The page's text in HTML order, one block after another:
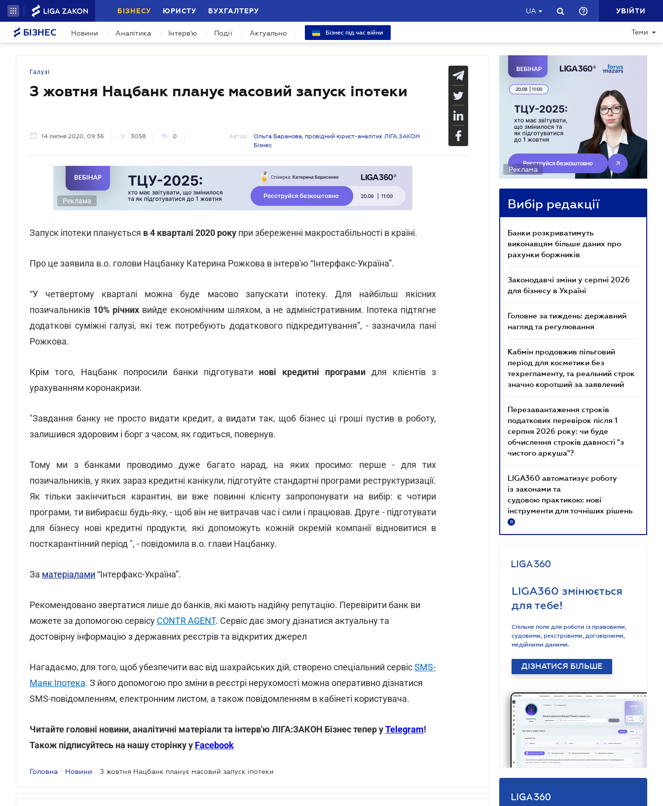
БІЗНЕСУ ЮРИСТУ БУХГАЛТЕРУ UA УВІЙТИ
БІЗНЕС Новини Аналітика Інтерв'ю Події Актуально Бізнес під час війни Теми
Галузі
З жовтня Нацбанк планує масовий запуск іпотеки
14 липня 2020, 09:36 3058 0 Автор:
Ольга Баранова, провідний юрист-аналітик ЛІГА:ЗАКОН
Бізнес
Реклама
Запуск іпотеки планується в 4 кварталі 2020 року при збереженні макростабільності в країні.
Про це заявила в.о. голови Нацбанку Катерина Рожкова в інтерв'ю “Інтерфакс-Україна”.
“У четвертому кварталі можна буде масово запускати іпотеку. Для найбільш якісних
позичальників 10% річних вийде економічним шляхом, а не адміністративним. Іпотека підтягне
додаткові суміжні галузі, які теж потребують додаткового підкредитування”, - зазначила пані
Рожкова.
Крім того, Нацбанк попросили банки підготувати нові кредитні програми для клієнтів з
урахуванням коронакризи.
"Завдання банку не просто видати кредит, а видати так, щоб бізнес ці гроші пустив в роботу,
залишився здоровим і борг з часом, як годиться, повернув.
Тому ми з банками проводимо дуже багато нарад, на яких просимо: перше - для тих
позичальників, у яких зараз кредитні канікули, підготуйте стандартні програми реструктуризації.
Як тільки закінчиться карантин, ви вже повинні клієнту запропонувати на вибір: є чотири
програми, ти вибираєш будь-яку, - щоб він не витрачав час і сили і працював. Друге - підготувати
для бізнесу нові кредитні продукти, які допоможуть кожній окремій компанії відновитися в
посткарантінний період ", - повідомила в.о. глави Нацбанку.
За матеріалами “Інтерфакс-Україна”.
Рекомендовано звертатися лише до банків, які мають надійну репутацію. Перевірити банк ви
можете за допомогою сервісу CONTR AGENT. Сервіс дає змогу дізнатися актуальну та
достовірну інформацію з державних реєстрів та відкритих джерел
Нагадаємо, для того, щоб убезпечити вас від шахрайських дій, створено спеціальний сервісSMS-
Маяк Іпотека. З його допомогою про зміни в реєстрі нерухомості можна оперативно дізнатися
SMS-повідомленням, електронним листом, а також повідомленням в кабінеті користувача.
Читайте головні новини, аналітичні матеріали та інтерв'ю ЛІГА:ЗАКОН Бізнес тепер уTelegram!
Також підписуйтесь на нашу сторінку у Facebook
Головна / Новини / З жовтня Нацбанк планує масовий запуск іпотеки
Реклама
Вибір редакції
Банки розкриватимуть
виконавцям більше даних про
рахунки боржників
Законодавчі зміни у серпні 2026
для бізнесу в Україні
Головне за тиждень: державний
нагляд та регулювання
Кабмін продовжив пільговий
період для косметики без
техрегламенту, та реальний строк
значно коротший за заявлений
Перезавантаження строків
податкових перевірок після 1
серпня 2026 року: чи буде
обчислення строків давності "з
чистого аркуша"?
LIGA360 автоматизує роботу
із законами та
судовою практикою: нові
інструменти для точніших рішень
R
LIGA360 змінюється
для тебе!
Спільне поле для роботи із правовими,
судовими, реєстровими, договірними,
медійними даними.
ДІЗНАТИСЯ БІЛЬШЕ